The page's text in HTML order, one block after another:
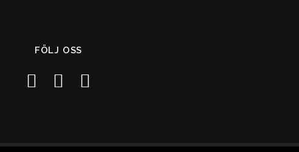
FÖLJ OSS